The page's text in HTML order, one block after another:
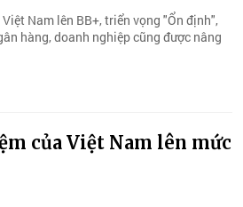
Nam lên BB+, triển vọng "Ổn định",
hàng, doanh nghiệp cũng được nâng
của Việt Nam lên mức